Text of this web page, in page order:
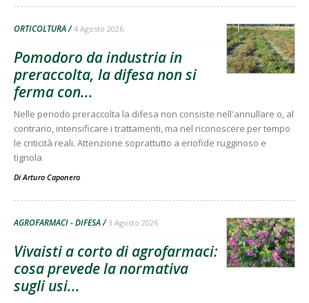
ORTICOLTURA 4 Agosto 2026
Pomodoro da industria in
preraccolta, la difesa non si
ferma con...
Nelle periodo preraccolta la difesa non consiste nell'annullare o, al
contrario, intensificare i trattamenti, ma nel riconoscere per tempo
le criticità reali. Attenzione soprattutto a eriofide rugginoso e
tignola
Di Arturo Caponero
AGROFARMACI - DIFESA 3 Agosto 2026
Vivaisti a corto di agrofarmaci:
cosa prevede la normativa
sugli usi...